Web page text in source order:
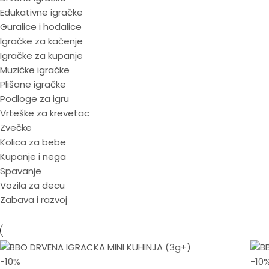
Edukativne igračke
Guralice i hodalice
Igračke za kačenje
Igračke za kupanje
Muzičke igračke
Plišane igračke
Podloge za igru
Vrteške za krevetac
Zvečke
Kolica za bebe
Kupanje i nega
Spavanje
Vozila za decu
Zabava i razvoj
-10% -